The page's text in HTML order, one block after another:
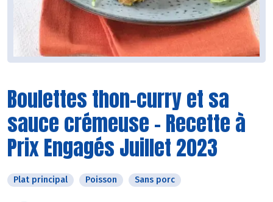
Boulettes thon-curry et sa
sauce crémeuse - Recette à
Prix Engagés Juillet 2023
Plat principal Poisson Sans porc